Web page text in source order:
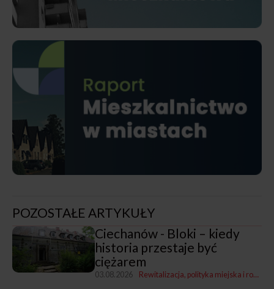
POZOSTAŁE ARTYKUŁY
Ciechanów - Bloki – kiedy
historia przestaje być
ciężarem
03.08.2026 Rewitalizacja, polityka miejska i rozwój